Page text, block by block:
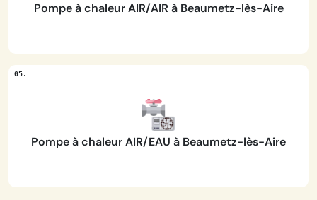
Pompe à chaleur AIR/AIR à Beaumetz-lès-Aire
Pompe à chaleur AIR/EAU à Beaumetz-lès-Aire